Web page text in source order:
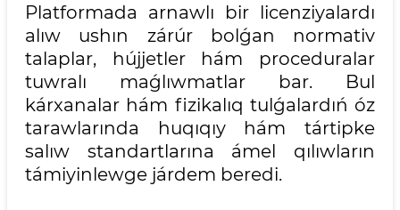
Platformada arnawlı bir licenziyalardı
alıw ushın zárúr bolǵan normativ
talaplar, hújjetler hám proceduralar
tuwralı maǵlıwmatlar bar. Bul
kárxanalar hám fizikalıq tulǵalardıń óz
tarawlarında huqıqıy hám tártipke
salıw standartlarına ámel qılıwların
támiyinlewge járdem beredi.